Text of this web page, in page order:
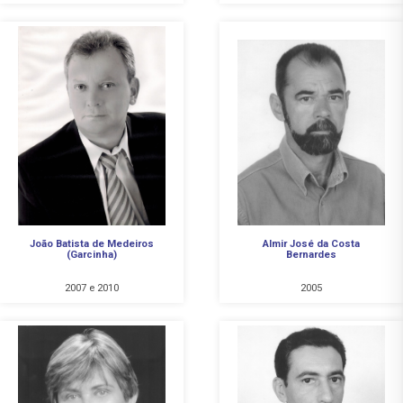
João Batista de Medeiros
(Garcinha)
2007 e 2010
Almir José da Costa
Bernardes
2005